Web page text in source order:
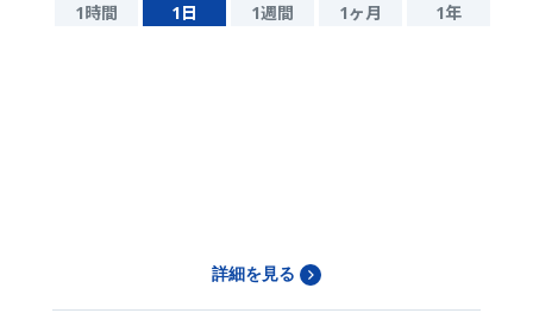
1時間 1日 1週間 1ヶ月 1年
詳細を見る